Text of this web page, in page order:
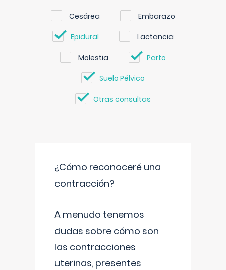
Cesárea Embarazo
Epidural Lactancia
Molestia Parto
Suelo Pélvico
Otras consultas
¿Cómo reconoceré una
contracción?
A menudo tenemos
dudas sobre cómo son
las contracciones
uterinas, presentes